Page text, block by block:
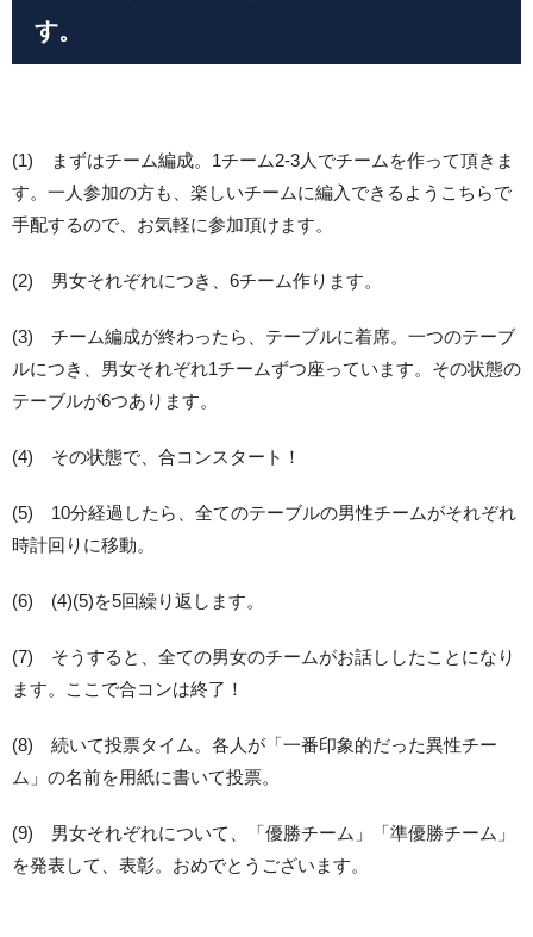
す。
(1) まずはチーム編成。1チーム2-3人でチームを作って頂きま
す。一人参加の方も、楽しいチームに編入できるようこちらで
手配するので、お気軽に参加頂けます。
(2) 男女それぞれにつき、6チーム作ります。
(3) チーム編成が終わったら、テーブルに着席。一つのテーブ
ルにつき、男女それぞれ1チームずつ座っています。その状態の
テーブルが6つあります。
(4) その状態で、合コンスタート！
(5) 10分経過したら、全てのテーブルの男性チームがそれぞれ
時計回りに移動。
(6) (4)(5)を5回繰り返します。
(7) そうすると、全ての男女のチームがお話ししたことになり
ます。ここで合コンは終了！
(8) 続いて投票タイム。各人が「一番印象的だった異性チー
ム」の名前を用紙に書いて投票。
(9) 男女それぞれについて、「優勝チーム」「準優勝チーム」
を発表して、表彰。おめでとうございます。